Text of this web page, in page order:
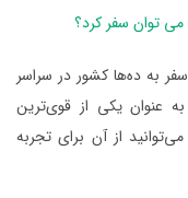
می توان سفر کرد؟
به ده‌ها کشور در سراسر
به عنوان یکی از قوی‌ترین
از آن برای تجربه